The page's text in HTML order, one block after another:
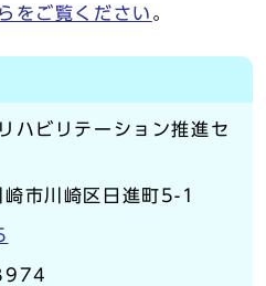
をご覧ください 。
ハビリテーション推進セ
市川崎区日進町5-1